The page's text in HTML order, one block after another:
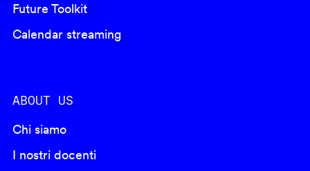
Future Toolkit
Calendar streaming
ABOUT US
Chi siamo
I nostri docenti